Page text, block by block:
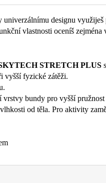
univerzálnímu designu
vlastnosti oceníš zejména
STRETCH PLUS
vyšší fyzické zátěži.
vrstvy bundy pro vyšší
od těla. Pro aktivity